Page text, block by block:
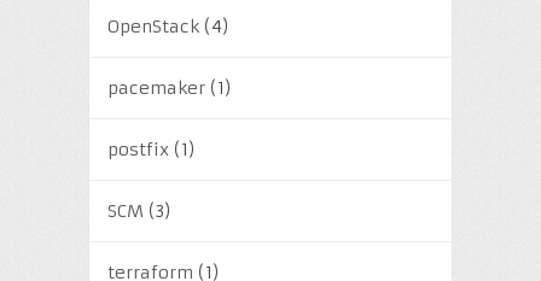
OpenStack(4)
pacemaker(1)
postfix(1)
SCM (3)
terraform (1)